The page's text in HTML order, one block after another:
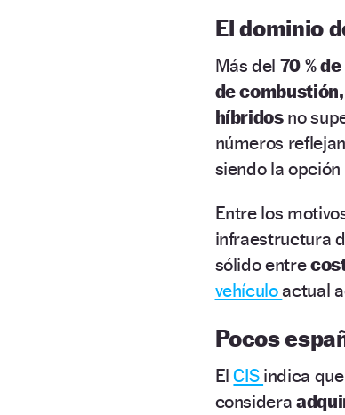
El dominio
Más del 70 %
de
híbridos no
números
siendo la
Entre los
infraestructura
sólido entre
vehículoactual
Pocos
ElCIS indica
considera